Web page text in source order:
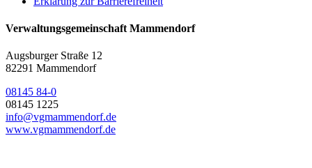
Verwaltungsgemeinschaft Mammendorf
Augsburger Straße 12
82291 Mammendorf
08145 84-0
08145 1225
info@vgmammendorf.de
www.vgmammendorf.de